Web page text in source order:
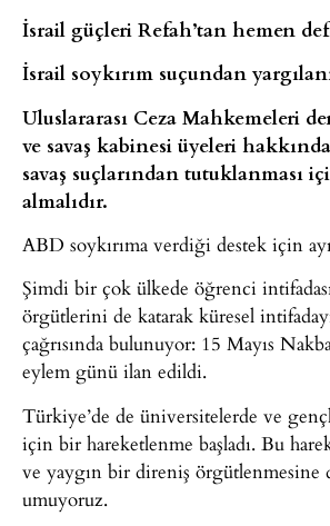
İsrail güçleri Refah’tan hemen
İsrail soykırım suçundan
Uluslararası Ceza Mahkemeleri
ve savaş kabinesi üyeleri
savaş suçlarından tutuklanması
almalıdır.
ABD soykırıma verdiği destek için
Şimdi bir çok ülkede öğrenci
örgütlerini de katarak küresel
çağrısında bulunuyor: 15 Mayıs
eylem günü ilan edildi.
Türkiye’de de üniversitelerde ve
için bir hareketlenme başladı. Bu
ve yaygın bir direniş örgütlenmesine
umuyoruz.